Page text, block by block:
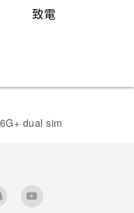
致電
dual sim‎